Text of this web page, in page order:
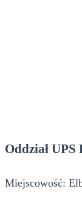
Oddział
Miejscowość: